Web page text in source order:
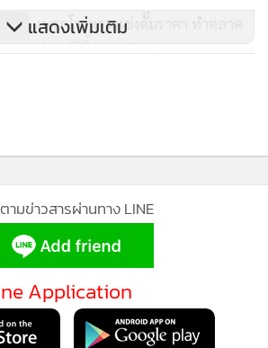
54
ททท.ผนึกเอกชนจัด มหัศจรรย์เที่ยว
ไทย คาดเงินสะพัด500ล.
75
ป่วน-ปีนี้ลดวูบ32%